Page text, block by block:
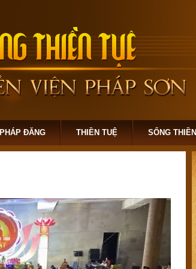
PHÁP ĐĂNG THIỀN TUỆ SỐNG THIỀN